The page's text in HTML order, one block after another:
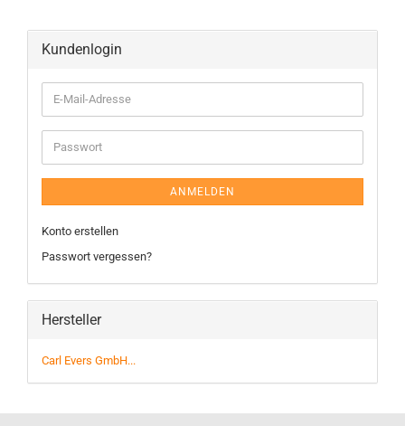
Kundenlogin
ANMELDEN
Konto erstellen
Passwort vergessen?
Hersteller
Carl Evers GmbH...